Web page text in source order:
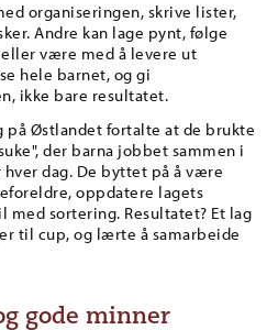
organiseringen, skrive lister,
Andre kan lage pynt, følge
være med å levere ut
hele barnet, og gi
ikke bare resultatet.
på Østlandet fortalte at de brukte
der barna jobbet sammen i
dag. De byttet på å være
oppdatere lagets
sortering. Resultatet? Et lag
til cup, og lærte å samarbeide
gode minner